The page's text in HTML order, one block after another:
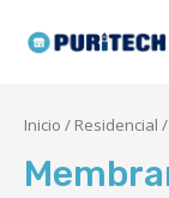
Inicio / Residencial